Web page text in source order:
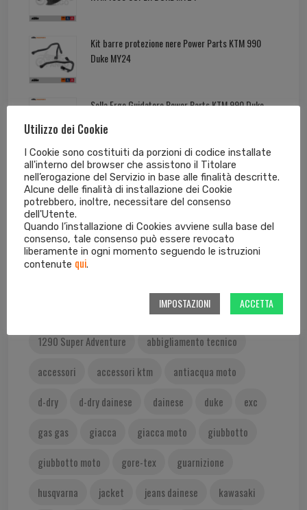
Kit barre protezione nere Power Parts KTM 990
Duke MY24
Sella Ergo Guidatore Power Parts KTM 990 Duke
Tag cloud dei prodotti
125 EXC 125 SX 250 EXC
250 EXC-F
450 EXC
1290 Super Adventure
abbigliamento tecnico
accessori
accessori ktm
antiacqua moto
d-dry
d-dry dainese dainese duke
exc
gas gas
giacca giacca moto
giubbotto
giubbotto moto
gore-tex
guarnizione
husqvarna
jacket jeans dainese
kawasaki
Utilizzo dei Cookie
I Cookie sono costituiti da porzioni di codice installate
all'interno del browser che assistono il Titolare
nell’erogazione del Servizio in base alle finalità descritte.
Alcune delle finalità di installazione dei Cookie
potrebbero, inoltre, necessitare del consenso
dell'Utente.
Quando l’installazione di Cookies avviene sulla base del
consenso, tale consenso può essere revocato
liberamente in ogni momento seguendo le istruzioni
contenute qui.
IMPOSTAZIONI ACCETTA